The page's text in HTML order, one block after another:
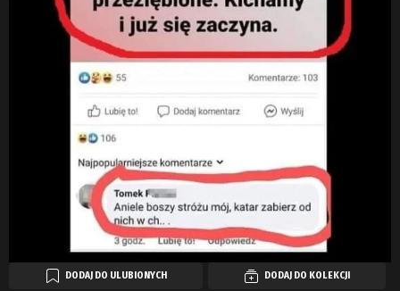
DODAJ DO ULUBIONYCH DODAJ DO KOLEKCJI